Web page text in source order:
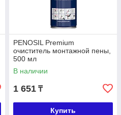
PENOSIL Premium
очиститель монтажной пены,
500 мл
В наличии
1 651 ₸
Купить